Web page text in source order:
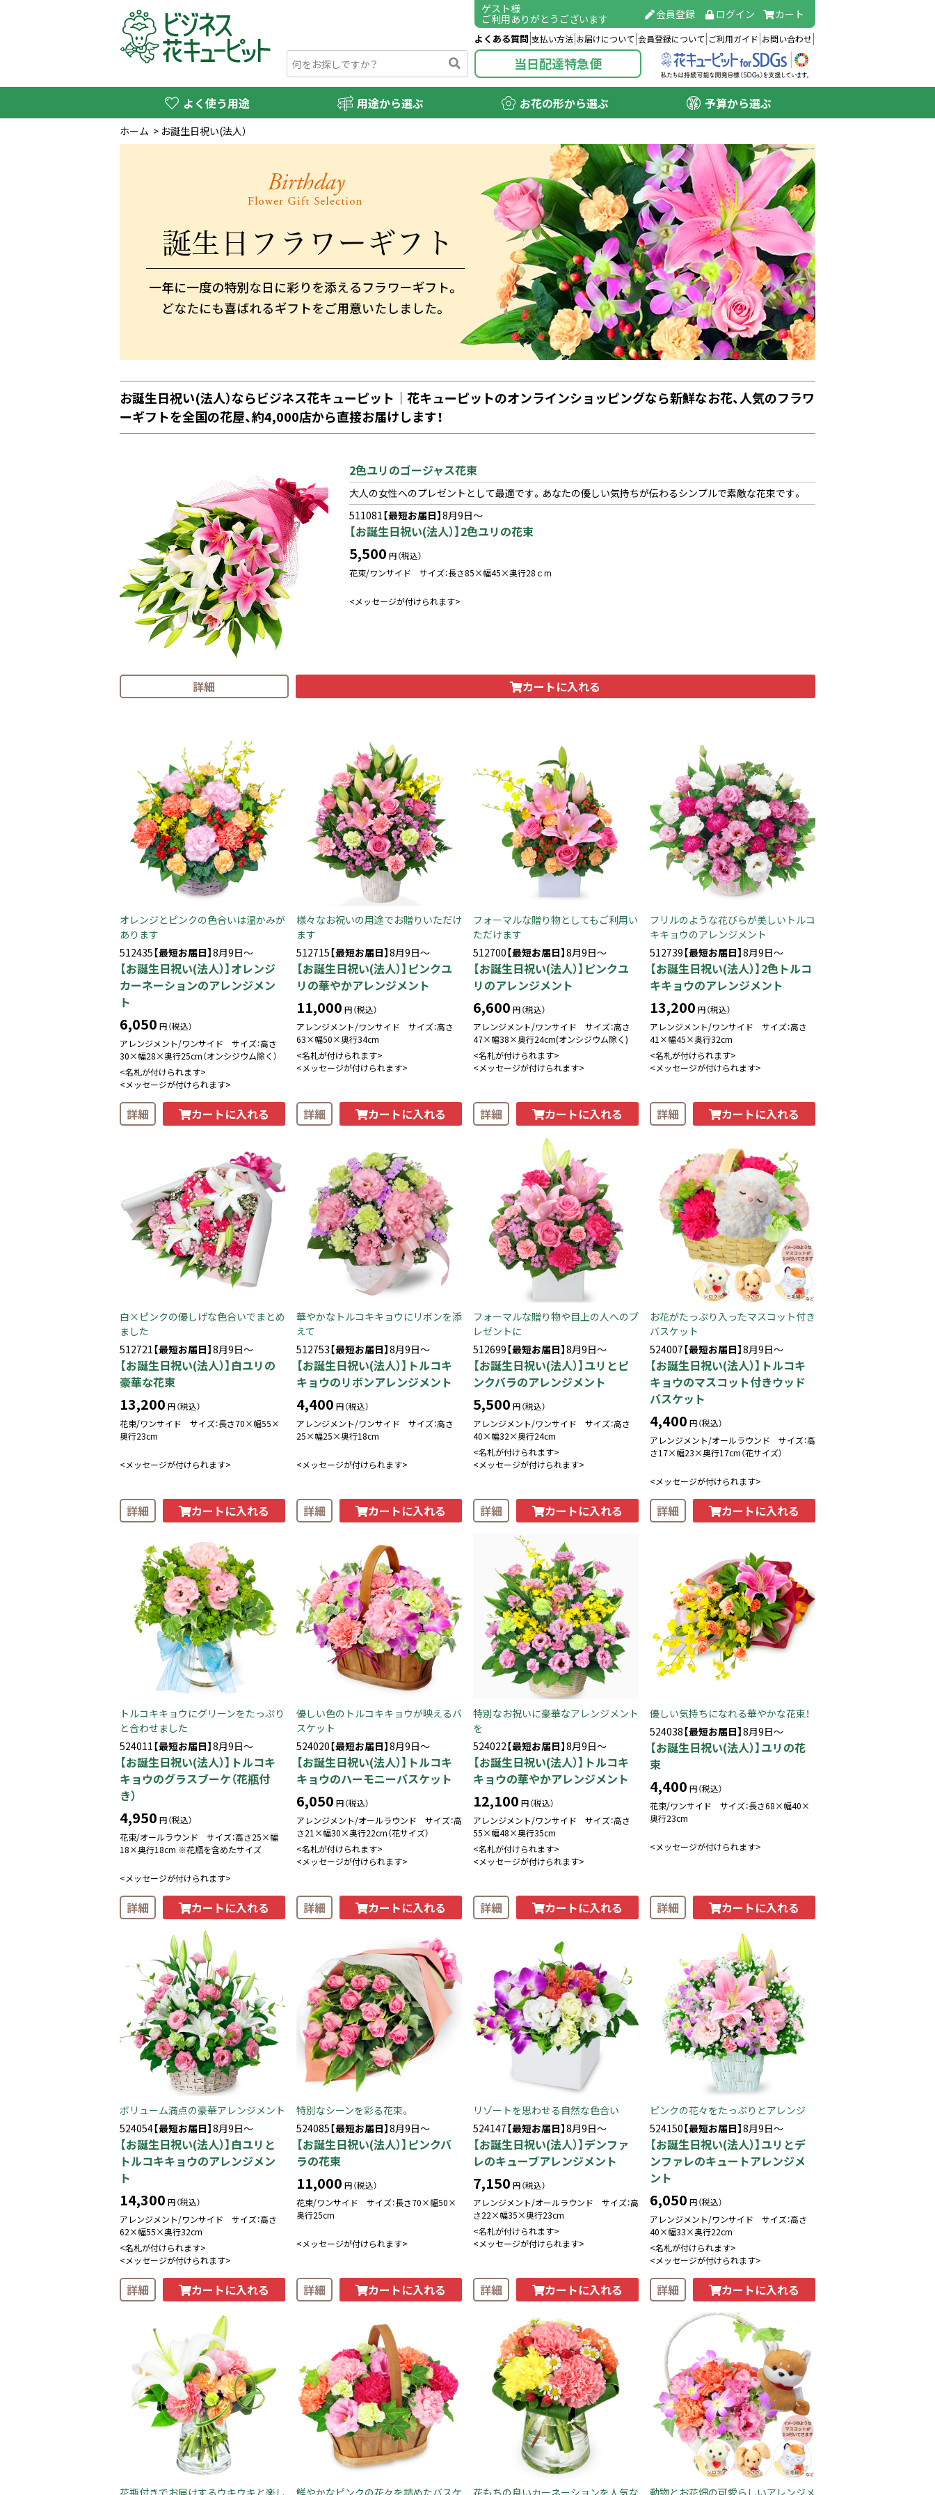
ゲスト様
ご利用ありがとうございます 会員登録 ログイン カート
よくある質問 支払い方法 お届けについて 会員登録について ご利用ガイド お問い合わせ
当日配達特急便
よく使う用途 用途から選ぶ お花の形から選ぶ 予算から選ぶ
ホーム > お誕生日祝い(法人）
お誕生日祝い(法人）ならビジネス花キューピット｜花キューピットのオンラインショッピングなら新鮮なお花、人気のフラワ
ーギフトを全国の花屋、約4,000店から直接お届けします！
2色ユリのゴージャス花束
大人の女性へのプレゼントとして最適です。あなたの優しい気持ちが伝わるシンプルで素敵な花束です。
511081【最短お届日】8月9日～
【お誕生日祝い(法人）】2色ユリの花束
5,500 円（税込）
花束/ワンサイド サイズ：長さ85×幅45×奥行28ｃm
<メッセージが付けられます>
詳細 カートに入れる
オレンジとピンクの色合いは温かみが
あります
512435【最短お届日】8月9日～
【お誕生日祝い(法人）】オレンジ
カーネーションのアレンジメン
ト
6,050 円（税込）
アレンジメント/ワンサイド サイズ：高さ
30×幅28×奥行25cm（オンシジウム除く）
<名札が付けられます>
<メッセージが付けられます>
詳細 カートに入れる
様々なお祝いの用途でお贈りいただけ
ます
512715【最短お届日】8月9日～
【お誕生日祝い(法人）】ピンクユ
リの華やかアレンジメント
11,000 円（税込）
アレンジメント/ワンサイド サイズ：高さ
63×幅50×奥行34cm
<名札が付けられます>
<メッセージが付けられます>
詳細 カートに入れる
フォーマルな贈り物としてもご利用い
ただけます
512700【最短お届日】8月9日～
【お誕生日祝い(法人）】ピンクユ
リのアレンジメント
6,600 円（税込）
アレンジメント/ワンサイド サイズ：高さ
47×幅38×奥行24cm(オンシジウム除く)
<名札が付けられます>
<メッセージが付けられます>
詳細 カートに入れる
フリルのような花びらが美しいトルコ
キキョウのアレンジメント
512739【最短お届日】8月9日～
【お誕生日祝い(法人）】2色トルコ
キキョウのアレンジメント
13,200 円（税込）
アレンジメント/ワンサイド サイズ：高さ
41×幅45×奥行32cm
<名札が付けられます>
<メッセージが付けられます>
詳細 カートに入れる
白×ピンクの優しげな色合いでまとめ
ました
512721【最短お届日】8月9日～
【お誕生日祝い(法人）】白ユリの
豪華な花束
13,200 円（税込）
花束/ワンサイド サイズ：長さ70×幅55×
奥行23cm
<メッセージが付けられます>
詳細 カートに入れる
華やかなトルコキキョウにリボンを添
えて
512753【最短お届日】8月9日～
【お誕生日祝い(法人）】トルコキ
キョウのリボンアレンジメント
4,400 円（税込）
アレンジメント/ワンサイド サイズ：高さ
25×幅25×奥行18cm
<メッセージが付けられます>
詳細 カートに入れる
フォーマルな贈り物や目上の人へのプ
レゼントに
512699【最短お届日】8月9日～
【お誕生日祝い(法人）】ユリとピ
ンクバラのアレンジメント
5,500 円（税込）
アレンジメント/ワンサイド サイズ：高さ
40×幅32×奥行24cm
<名札が付けられます>
<メッセージが付けられます>
詳細 カートに入れる
お花がたっぷり入ったマスコット付き
バスケット
524007【最短お届日】8月9日～
【お誕生日祝い(法人）】トルコキ
キョウのマスコット付きウッド
バスケット
4,400 円（税込）
アレンジメント/オールラウンド サイズ：高
さ17×幅23×奥行17cm（花サイズ）
<メッセージが付けられます>
詳細 カートに入れる
トルコキキョウにグリーンをたっぷり
と合わせました
524011【最短お届日】8月9日～
【お誕生日祝い(法人）】トルコキ
キョウのグラスブーケ（花瓶付
き）
4,950 円（税込）
花束/オールラウンド サイズ：高さ25×幅
18×奥行18cm ※花瓶を含めたサイズ
<メッセージが付けられます>
詳細 カートに入れる
優しい色のトルコキキョウが映えるバ
スケット
524020【最短お届日】8月9日～
【お誕生日祝い(法人）】トルコキ
キョウのハーモニーバスケット
6,050 円（税込）
アレンジメント/オールラウンド サイズ：高
さ21×幅30×奥行22cm（花サイズ）
<名札が付けられます>
<メッセージが付けられます>
詳細 カートに入れる
特別なお祝いに豪華なアレンジメント
を
524022【最短お届日】8月9日～
【お誕生日祝い(法人）】トルコキ
キョウの華やかアレンジメント
12,100 円（税込）
アレンジメント/ワンサイド サイズ：高さ
55×幅48×奥行35cm
<名札が付けられます>
<メッセージが付けられます>
詳細 カートに入れる
優しい気持ちになれる華やかな花束！
524038【最短お届日】8月9日～
【お誕生日祝い(法人）】ユリの花
束
4,400 円（税込）
花束/ワンサイド サイズ：長さ68×幅40×
奥行23cm
<メッセージが付けられます>
詳細 カートに入れる
ボリューム満点の豪華アレンジメント
524054【最短お届日】8月9日～
【お誕生日祝い(法人）】白ユリと
トルコキキョウのアレンジメン
ト
14,300 円（税込）
アレンジメント/ワンサイド サイズ：高さ
62×幅55×奥行32cm
<名札が付けられます>
<メッセージが付けられます>
詳細 カートに入れる
特別なシーンを彩る花束。
524085【最短お届日】8月9日～
【お誕生日祝い(法人）】ピンクバ
ラの花束
11,000 円（税込）
花束/ワンサイド サイズ：長さ70×幅50×
奥行25cm
<メッセージが付けられます>
詳細 カートに入れる
リゾートを思わせる自然な色合い
524147【最短お届日】8月9日～
【お誕生日祝い(法人）】デンファ
レのキューブアレンジメント
7,150 円（税込）
アレンジメント/オールラウンド サイズ：高
さ22×幅35×奥行23cm
<名札が付けられます>
<メッセージが付けられます>
詳細 カートに入れる
ピンクの花々をたっぷりとアレンジ
524150【最短お届日】8月9日～
【お誕生日祝い(法人）】ユリとデ
ンファレのキュートアレンジメ
ント
6,050 円（税込）
アレンジメント/ワンサイド サイズ：高さ
40×幅33×奥行22cm
<名札が付けられます>
<メッセージが付けられます>
詳細 カートに入れる
花瓶付きでお届けするウキウキと楽し 鮮やかなピンクの花々を詰めたバスケ 花もちの良いカーネーションを人気な 動物とお花畑の可愛らしいアレンジメ